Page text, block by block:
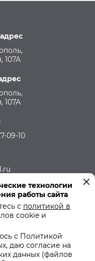
107А
107А
09-10
службы
Управляющая
технологии
работы сайта
с политикой в
cookie и
с Политикой
даю согласие на
данных (файлов